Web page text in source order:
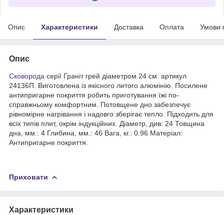
Опис Характеристики Доставка Оплата Умови
Опис
Сковорода серії Граніт грей діаметром 24 см. артикул
24136П. Виготовлена ​​із якісного литого алюмінію. Посилене
антипригарне покриття робить приготування їжі по-
справжньому комфортним. Потовщене дно забезпечує
рівномірне нагрівання і надовго зберігає тепло. Підходить для
всіх типів плит, окрім індукційних. Діаметр, див: 24 Товщина
дна, мм.: 4 Глибина, мм.: 46 Вага, кг.: 0.96 Матеріал:
Антипригарне покриття.
Приховати
Характеристики